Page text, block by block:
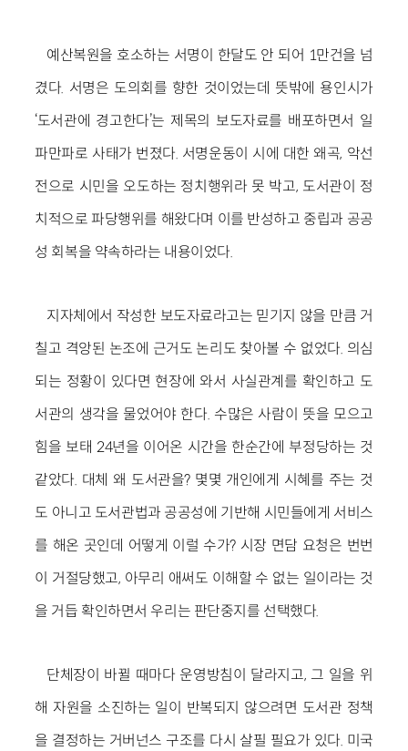
예산복원을 호소하는 서명이 한달도 안 되어 1만건을 넘
겼다. 서명은 도의회를 향한 것이었는데 뜻밖에 용인시가
‘도서관에 경고한다’는 제목의 보도자료를 배포하면서 일
파만파로 사태가 번졌다. 서명운동이 시에 대한 왜곡, 악선
전으로 시민을 오도하는 정치행위라 못 박고, 도서관이 정
치적으로 파당행위를 해왔다며 이를 반성하고 중립과 공공
성 회복을 약속하라는 내용이었다.
지자체에서 작성한 보도자료라고는 믿기지 않을 만큼 거
칠고 격앙된 논조에 근거도 논리도 찾아볼 수 없었다. 의심
되는 정황이 있다면 현장에 와서 사실관계를 확인하고 도
서관의 생각을 물었어야 한다. 수많은 사람이 뜻을 모으고
힘을 보태 24년을 이어온 시간을 한순간에 부정당하는 것
같았다. 대체 왜 도서관을? 몇몇 개인에게 시혜를 주는 것
도 아니고 도서관법과 공공성에 기반해 시민들에게 서비스
를 해온 곳인데 어떻게 이럴 수가? 시장 면담 요청은 번번
이 거절당했고, 아무리 애써도 이해할 수 없는 일이라는 것
을 거듭 확인하면서 우리는 판단중지를 선택했다.
단체장이 바뀔 때마다 운영방침이 달라지고, 그 일을 위
해 자원을 소진하는 일이 반복되지 않으려면 도서관 정책
을 결정하는 거버넌스 구조를 다시 살필 필요가 있다. 미국